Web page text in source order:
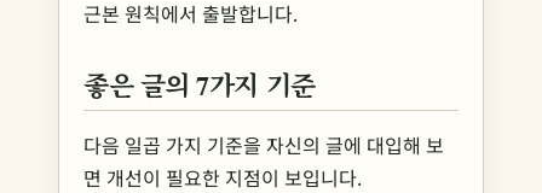
근본 원칙에서 출발합니다.
좋은 글의 7가지 기준
다음 일곱 가지 기준을 자신의 글에 대입해 보
면 개선이 필요한 지점이 보입니다.